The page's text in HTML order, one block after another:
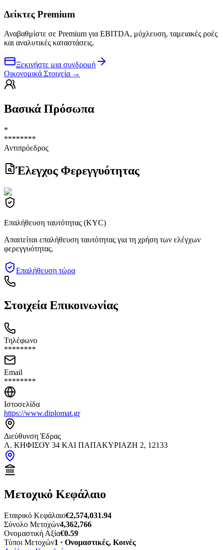
Δείκτες Premium
Αναβαθμίστε σε Premium για EBITDA, μόχλευση, ταμειακές ροές
και αναλυτικές καταστάσεις.
Ξεκινήστε μια συνδρομή
Οικονομικά Στοιχεία →
Βασικά Πρόσωπα
*
********
Αντιπρόεδρος
Έλεγχος Φερεγγυότητας
Επαλήθευση ταυτότητας (KYC)
Απαιτείται επαλήθευση ταυτότητας για τη χρήση των ελέγχων
φερεγγυότητας.
Επαλήθευση τώρα
Στοιχεία Επικοινωνίας
Τηλέφωνο
********
Email
********
Ιστοσελίδα
https://www.diplomat.gr
Διεύθυνση Έδρας
Λ. ΚΗΦΙΣΟΥ 34 ΚΑΙ ΠΑΠΑΚΥΡΙΑΖΗ 2, 12133
Μετοχικό Κεφάλαιο
Εταιρικό Κεφάλαιο€2,574,031.94
Σύνολο Μετοχών4,362,766
Ονομαστική Αξία€0.59
Τύποι Μετοχών1 · Ονομαστικές, Κοινές